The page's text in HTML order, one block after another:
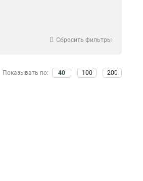
Сбросить фильтры
Показывать по: 40 100 200